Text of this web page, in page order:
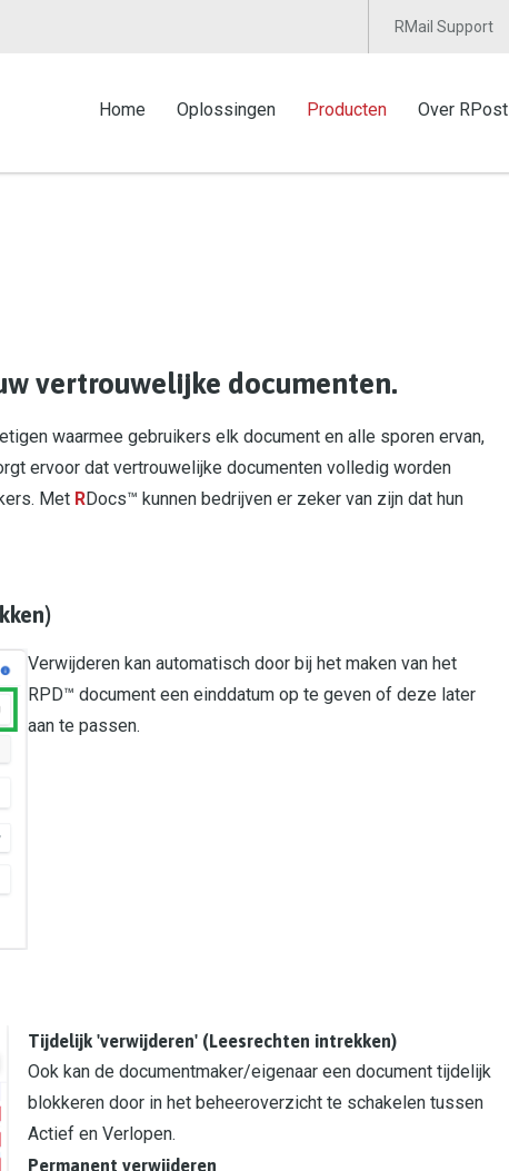
RMail Support
Home Oplossingen Producten Over RPost
vertrouwelijke documenten.
waarmee gebruikers elk document en alle sporen ervan,
ervoor dat vertrouwelijke documenten volledig worden
Met RDocs™ kunnen bedrijven er zeker van zijn dat hun
Verwijderen kan automatisch door bij het maken van het
RPD™ document een einddatum op te geven of deze later
aan te passen.
Tijdelijk 'verwijderen' (Leesrechten intrekken)
Ook kan de documentmaker/eigenaar een document tijdelijk
blokkeren door in het beheeroverzicht te schakelen tussen
Actief en Verlopen.
Permanent verwijderen